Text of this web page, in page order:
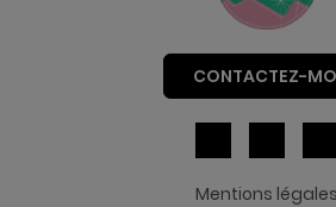
CONTACTEZ-
Mentions légales